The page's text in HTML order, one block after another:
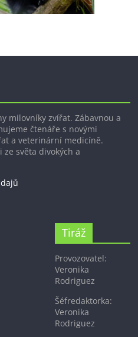
milovníky zvířat. Zábavnou a
čtenáře s novými
a veterinární medicíně.
světa divokých a
Tiráž
Provozovatel:
Veronika
Rodriguez
Šéfredaktorka:
Veronika
Rodriguez